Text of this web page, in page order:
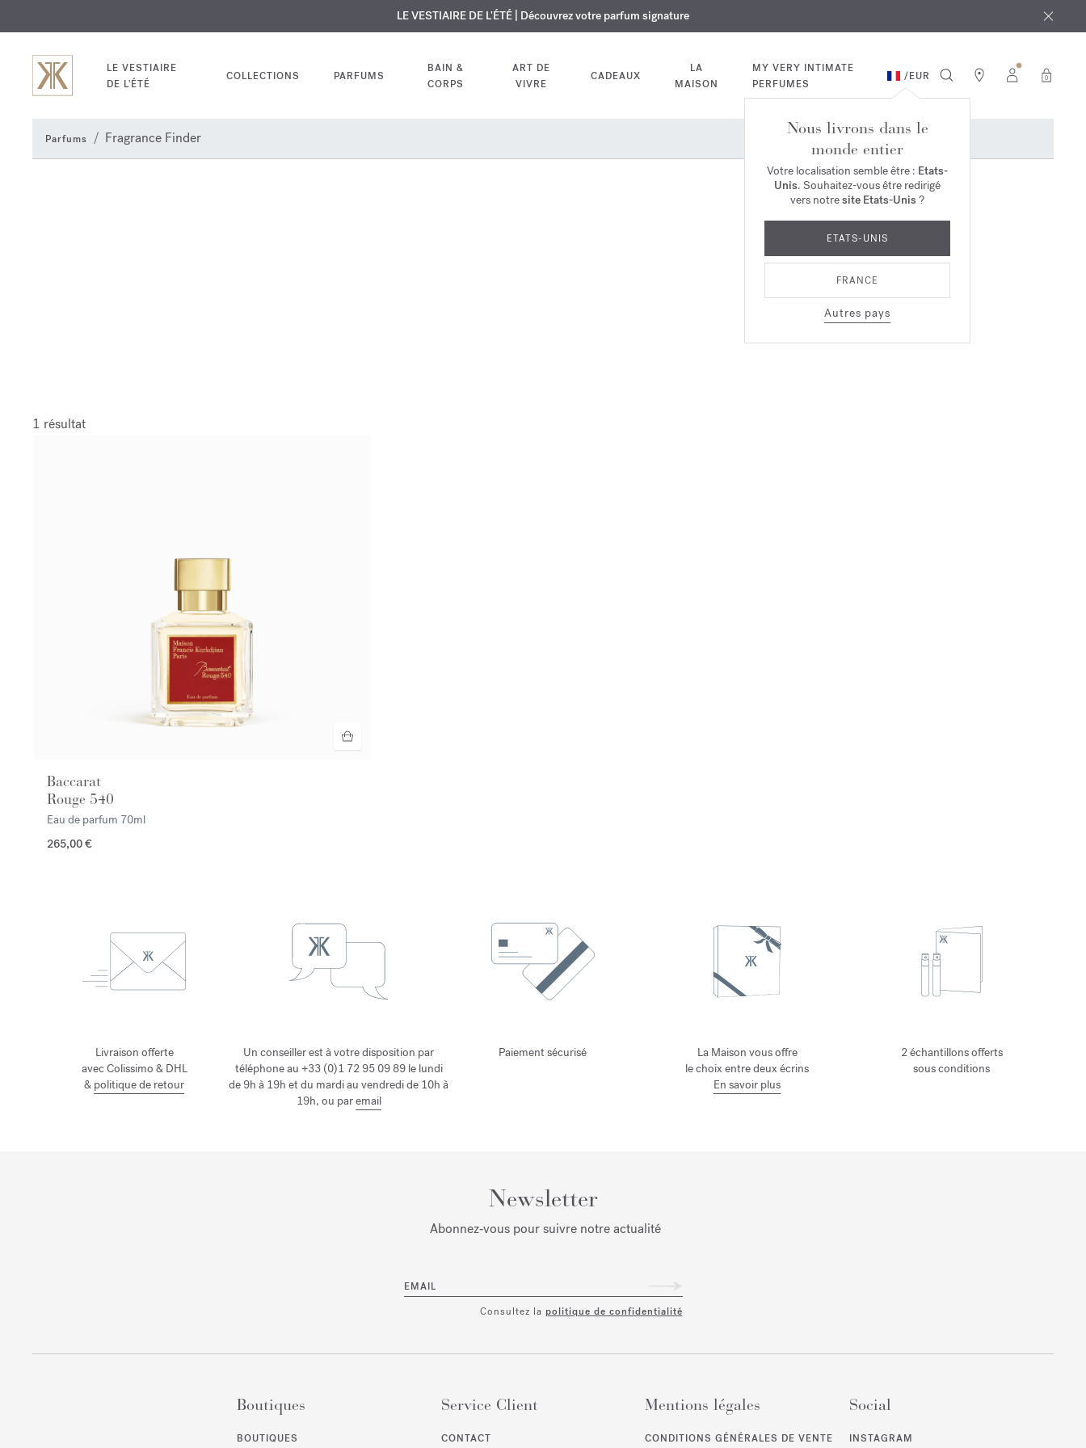
EXCLUSIF | Découvrez le nouveau parfum OUDvelvet mooddans votre commande*
GRAVURE OFFERTE | Sur tous les parfums et huiles pour le corps jusqu'au 9 août
LE VESTIAIRE DE L'ÉTÉ | Découvrez votre parfum signature
LE VESTIAIRE
DE L'ÉTÉ
COLLECTIONS PARFUMS
BAIN &
CORPS
ART DE
VIVRE
CADEAUX
LA
MAISON
MY VERY INTIMATE
PERFUMES
/EUR 0
Nous livrons dans le
monde entier
Votre localisation semble être : Etats-
Unis. Souhaitez-vous être redirigé
vers notresite Etats-Unis ?
ETATS-UNIS
FRANCE
Autres pays
Parfums Fragrance Finder
1 résultat
Baccarat
Rouge 540
Eau de parfum 70ml
265,00 €
Livraison offerte
avec Colissimo & DHL
& politique de retour
Un conseiller est à votre disposition par
téléphone au +33 (0)1 72 95 09 89 le lundi
de 9h à 19h et du mardi au vendredi de 10h à
19h, ou paremail
Paiement sécurisé
La Maison vous offre
le choix entre deux écrins
En savoir plus
2 échantillons offerts
sous conditions
Newsletter
Abonnez‑vous pour suivre notre actualité
EMAIL
Consultez la politique de confidentialité
Boutiques
BOUTIQUES
Service Client
CONTACT
Mentions légales
CONDITIONS GÉNÉRALES DE VENTE
Social
INSTAGRAM